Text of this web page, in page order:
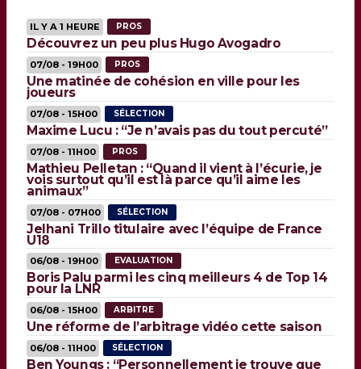
IL Y A 1 HEURE PROS
Découvrez un peu plus Hugo Avogadro
07/08 - 19H00 PROS
Une matinée de cohésion en ville pour les
joueurs
07/08 - 15H00 SÉLECTION
Maxime Lucu : “Je n’avais pas du tout percuté”
07/08 - 11H00 PROS
Mathieu Pelletan : “Quand il vient à l’écurie, je
vois surtout qu’il est là parce qu’il aime les
animaux”
07/08 - 07H00 SÉLECTION
Jelhani Trillo titulaire avec l’équipe de France
U18
06/08 - 19H00 EVALUATION
Boris Palu parmi les cinq meilleurs 4 de Top 14
pour la LNR
06/08 - 15H00 ARBITRE
Une réforme de l’arbitrage vidéo cette saison
06/08 - 11H00 SÉLECTION
Ben Youngs : “Personnellement je trouve que